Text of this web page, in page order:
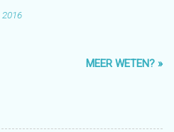
2016
MEER WETEN? »